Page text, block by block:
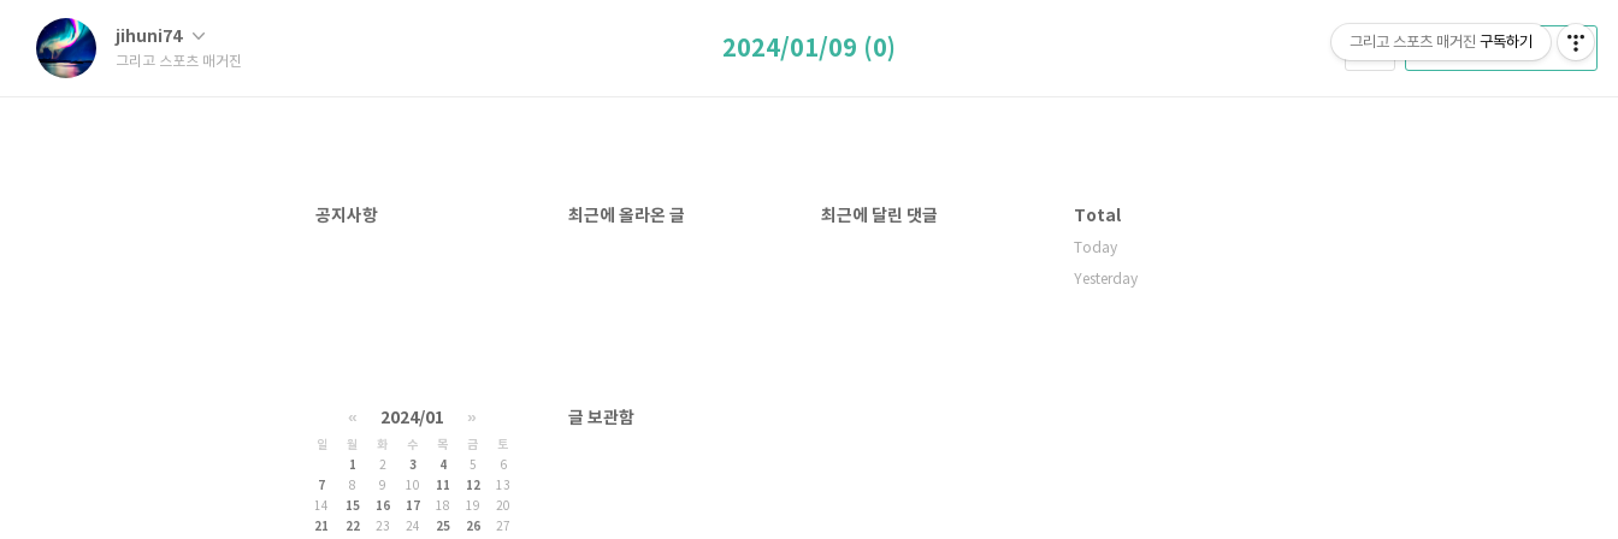
jihuni74
그리고 스포츠 매거진
CATEGORY
2024/01/09 (0)
공지사항 최근에 올라온 글 최근에 달린 댓글 Total
Today
Yesterday
« 2024/01 »
일 월 화 수 목 금
토
1
2 3 4 5
6
7
8 9 10 11 12
13
14
15 16 17 18 19
20
21
22 23 24 25 26
27
글 보관함
그리고 스포츠 매거진 구독하기